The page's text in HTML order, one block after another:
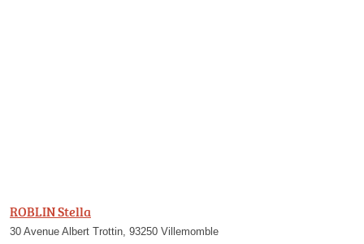
ROBLIN Stella
30 Avenue Albert Trottin, 93250 Villemomble